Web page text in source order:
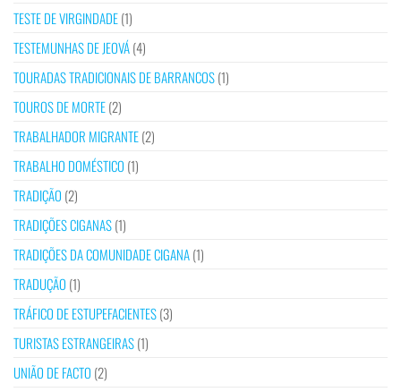
TESTE DE VIRGINDADE(1)
TESTEMUNHAS DE JEOVÁ(4)
TOURADAS TRADICIONAIS DE BARRANCOS(1)
TOUROS DE MORTE(2)
TRABALHADOR MIGRANTE(2)
TRABALHO DOMÉSTICO (1)
TRADIÇÃO (2)
TRADIÇÕES CIGANAS(1)
TRADIÇÕES DA COMUNIDADE CIGANA(1)
TRADUÇÃO (1)
TRÁFICO DE ESTUPEFACIENTES(3)
TURISTAS ESTRANGEIRAS(1)
UNIÃO DE FACTO (2)